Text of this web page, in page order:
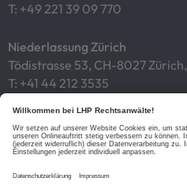
T: +49 221 39 09 770
Niederlassung Zürich
Tödistrasse 53, CH-8027 Zürich,
T: +41 44 212 3535